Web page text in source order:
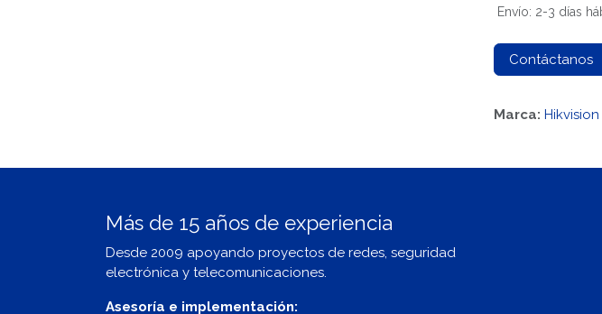
Envío: 2-3 días
Contáctanos
Marca: Hikvision
Más de 15 años de experiencia
Desde 2009 apoyando proyectos de redes, seguridad
electrónica y telecomunicaciones.
Asesoría e implementación: